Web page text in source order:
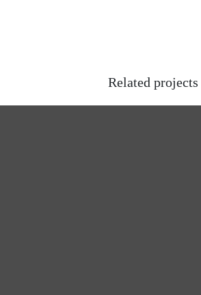
Related projects